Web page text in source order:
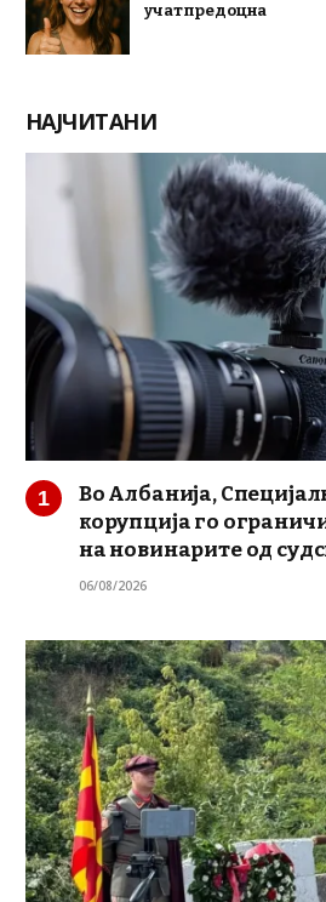
учат предоцна
НАЈЧИТАНИ
Во Албанија,
корупција го
на новинарите од
06/08/2026